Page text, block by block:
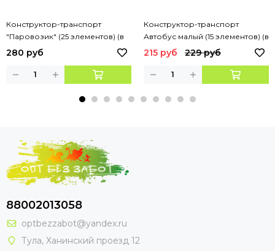
Конструктор-транспорт
"Паровозик" (25 элементов) (в
пакете), Артикул:77134
280 руб
Конструктор-транспорт
Автобус малый (15 элементов) (в
пакете)
215 руб 229 руб
88002013058
optbezzabot@yandex.ru
Тула, Ханинский проезд 12